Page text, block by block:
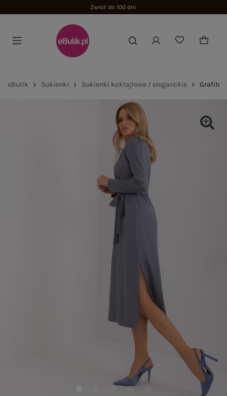
Zwrot do 100 dni
eButik Sukienki Sukienki koktajlowe / eleganckie